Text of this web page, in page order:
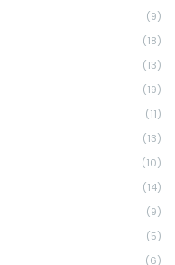
(9)
(18)
(13)
(19)
(11)
(13)
(10)
(14)
(9)
(5)
(6)